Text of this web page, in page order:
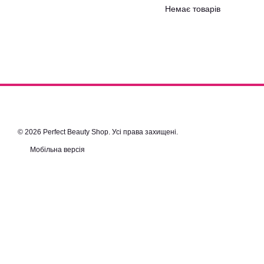
Немає товарів
© 2026 Perfect Beauty Shop. Усі права захищені.
Мобільна версія